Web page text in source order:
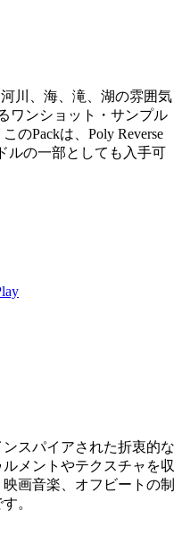
河川、海、滝、湖の雰囲気
ワンショット・サンプル
のPackは、Poly Reverse
ルの一部としても入手可
スパイアされた折衷的な
メントやテクスチャを収
画音楽、オフビートの制
。